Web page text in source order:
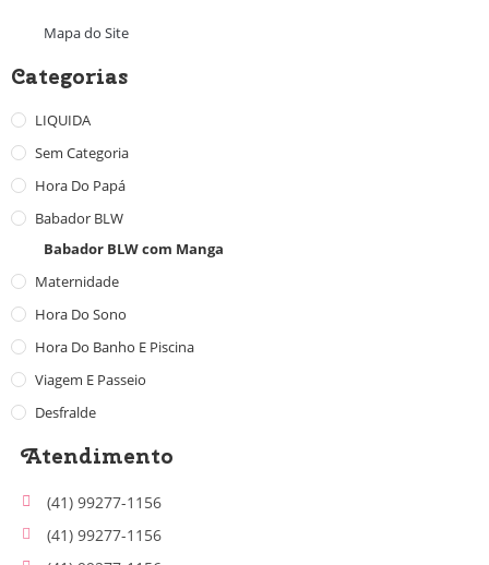
Mapa do Site
Categorias
LIQUIDA
Sem Categoria
Hora Do Papá
Babador BLW
Babador BLW com Manga
Maternidade
Hora Do Sono
Hora Do Banho E Piscina
Viagem E Passeio
Desfralde
Atendimento
(41) 99277-1156
(41) 99277-1156